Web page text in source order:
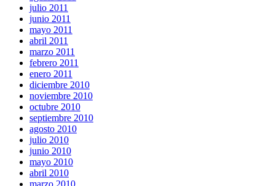
julio 2011
junio 2011
mayo 2011
abril 2011
marzo 2011
febrero 2011
enero 2011
diciembre 2010
noviembre 2010
octubre 2010
septiembre 2010
agosto 2010
julio 2010
junio 2010
mayo 2010
abril 2010